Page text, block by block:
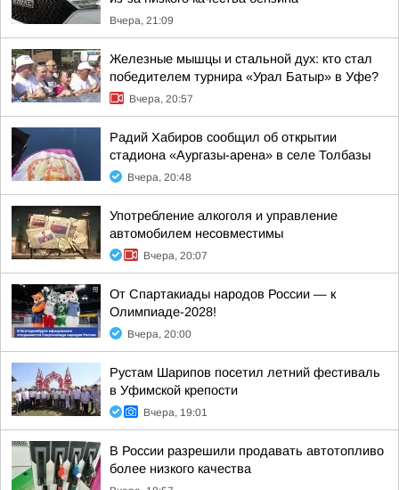
Вчера, 21:09
Железные мышцы и стальной дух: кто стал
победителем турнира «Урал Батыр» в Уфе?
Вчера, 20:57
Радий Хабиров сообщил об открытии
стадиона «Аургазы-арена» в селе Толбазы
Вчера, 20:48
Употребление алкоголя и управление
автомобилем несовместимы
Вчера, 20:07
От Спартакиады народов России — к
Олимпиаде-2028!
Вчера, 20:00
Рустам Шарипов посетил летний фестиваль
в Уфимской крепости
Вчера, 19:01
В России разрешили продавать автотопливо
более низкого качества